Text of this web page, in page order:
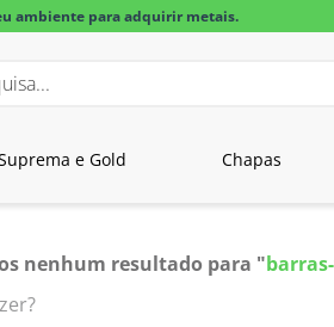
ambiente para adquirir metais.
e Gold Chapas
nenhum resultado para "